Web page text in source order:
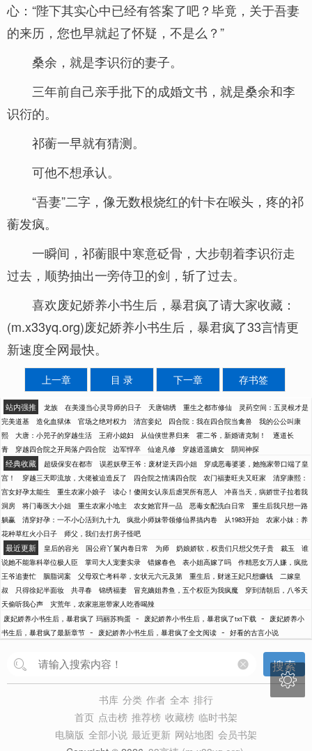
心：“陛下其实心中已经有答案了吧？毕竟，关于吾妻
的来历，您也早就起了怀疑，不是么？”
桑余，就是李识衍的妻子。
三年前自己亲手批下的成婚文书，就是桑余和李
识衍的。
祁蘅一早就有猜测。
可他不想承认。
“吾妻”二字，像无数根烧红的针卡在喉头，疼的祁
蘅发疯。
一瞬间，祁蘅眼中寒意砭骨，大步朝着李识衍走
过去，顺势抽出一旁侍卫的剑，斩了过去。
喜欢废妃娇养小书生后，暴君疯了请大家收藏：
(m.x33yq.org)废妃娇养小书生后，暴君疯了33言情更
新速度全网最快。
上一章 目 录 下一章 存书签
站内强推 龙族 在美漫当心灵导师的日子 天唐锦绣 重生之都市修仙
灵药空间：五灵根才是
完美道基
造化血狱体 官场之绝对权力 清宫妾妃 四合院：我在四合院当禽兽
我的公公叫康
熙
大唐：小兕子的穿越生活 王府小媳妇 从仙侠世界归来 霍二爷，新婚请克制！
逐道长
青
穿越四合院之开局落户四合院 边军悍卒 仙途凡修 穿越逍遥嫡女 阴间神探
经典收藏 超级保安在都市 误惹妖孽王爷：废材逆天四小姐
穿成恶毒婆婆，她拖家带口端了皇
宫！
穿越三天即流放，大佬被迫造反了 四合院之情满四合院 农门福妻旺夫又旺家
清穿康熙：
宫女好孕太能生
重生农家小娘子 读心！傻闺女认亲后虐哭所有恶人
冲喜当天，病娇世子拉着我
洞房
将门毒医大小姐 重生农家小地主 农女她官拜一品 恶毒女配洗白日常
重生后我只想一路
躺赢
清穿好孕：一不小心活到九十九 疯批小师妹带领修仙界搞内卷 从1983开始
农家小妹：养
花种草红火小日子
师父，我们去打房子怪吧
最近更新 皇后的容光 国公府丫鬟内卷日常 为师 奶娘娇软，权贵们只想父凭子贵 裁玉
谁
说她不能靠科举位极人臣
掌司大人宠妻实录 错嫁春色 表小姐高嫁了吗
作精恶女万人嫌，疯批
王爷追妻忙
胭脂词案 父母双亡考科举，女状元六元及第 重生后，财迷王妃只想赚钱
二嫁皇
叔
只得徐妃半面妆 共寻春 锦绣福妻 冒充嫡姐养鱼，五个权臣为我疯魔
穿到清朝后，八爷天
天偷听我心声
灾荒年，农家崽崽带家人吃香喝辣
废妃娇养小书生后，暴君疯了 玛丽苏狗蛋 - 废妃娇养小书生后，暴君疯了txt下载 -
废妃娇养小
书生后，暴君疯了最新章节 - 废妃娇养小书生后，暴君疯了全文阅读 - 好看的古言小说
搜索
书库 分类 作者 全本 排行
首页 点击榜 推荐榜 收藏榜 临时书架
电脑版 全部小说 最近更新 网站地图 会员书架
